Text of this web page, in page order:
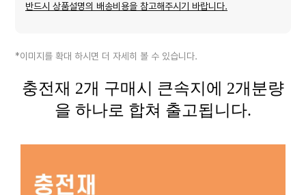
반드시 상품설명의 배송비용을 참고해주시기 바랍니다.
*이미지를 확대 하시면 더 자세히 볼 수 있습니다.